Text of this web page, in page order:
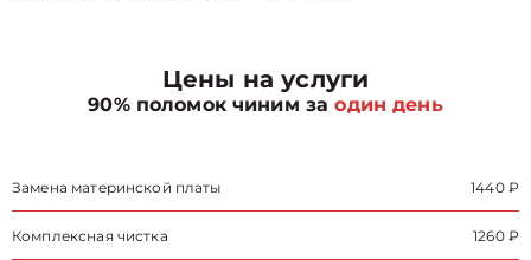
Цены на услуги
90% поломок чиним заодин день
Замена материнской платы 1440 ₽
Комплексная чистка 1260 ₽